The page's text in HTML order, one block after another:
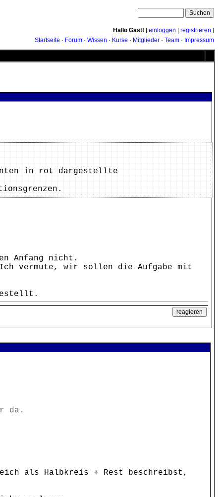
Hallo Gast! [einloggen registrieren ]
Startseite · Forum · Wissen · Kurse · Mitglieder · Team · Impressum
in rot dargestellte
Anfang nicht.
vermute, wir sollen die Aufgabe mit
da.
als Halbkreis + Rest beschreibst,